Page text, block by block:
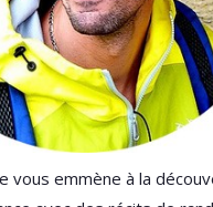
vous emmène à la